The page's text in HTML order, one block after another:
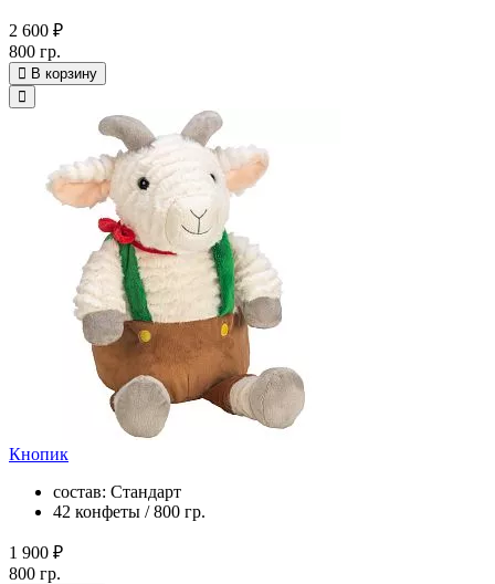
2 600 ₽
800 гр.
В корзину
Кнопик
состав: Стандарт
42 конфеты / 800 гр.
1 900 ₽
800 гр.